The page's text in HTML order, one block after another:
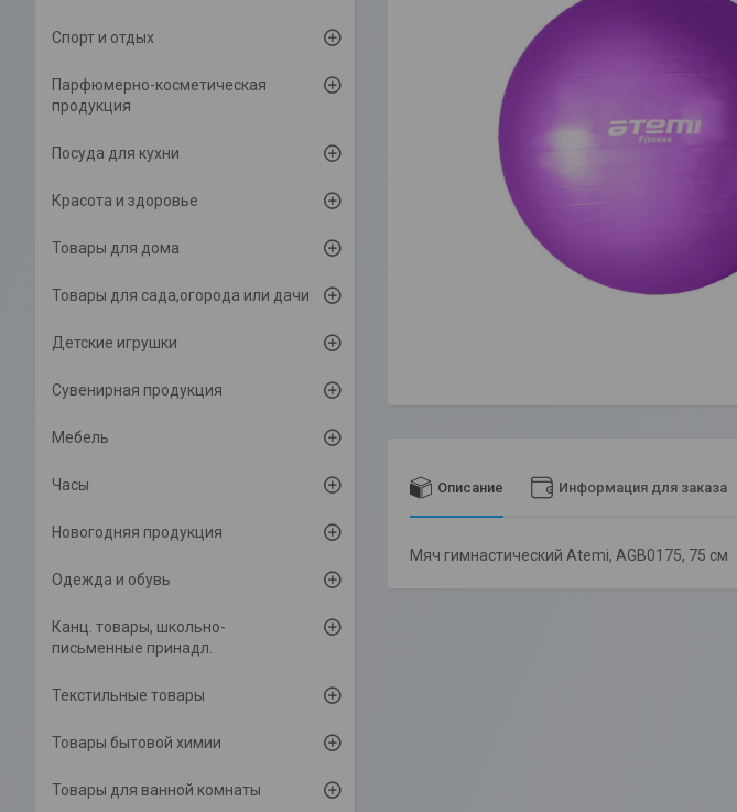
Описание Информация для заказа
Мяч гимнастический Atemi, AGB0175, 75 см
Спорт и отдых
Парфюмерно-косметическая
продукция
Посуда для кухни
Красота и здоровье
Товары для дома
Товары для сада,огорода или дачи
Детские игрушки
Сувенирная продукция
Мебель
Часы
Новогодняя продукция
Одежда и обувь
Канц. товары, школьно-
письменные принадл.
Текстильные товары
Товары бытовой химии
Товары для ванной комнаты